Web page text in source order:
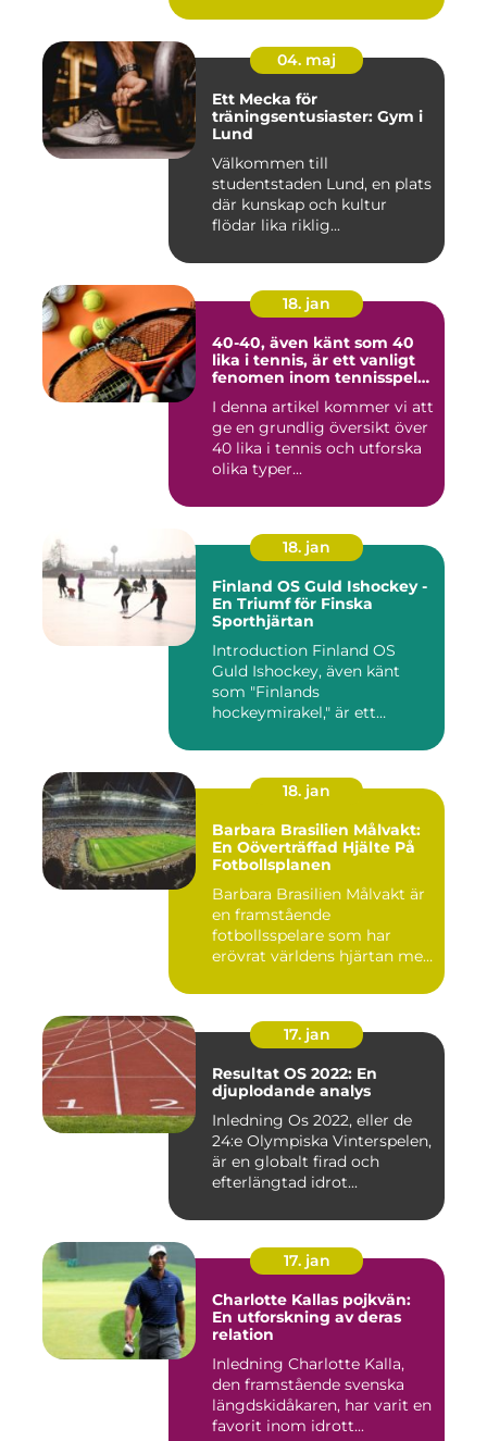
04. maj
Ett Mecka för
träningsentusiaster: Gym i
Lund
Välkommen till
studentstaden Lund, en plats
där kunskap och kultur
flödar lika riklig...
18. jan
40-40, även känt som 40
lika i tennis, är ett vanligt
fenomen inom tennisspelet
spännande och
frustrerande för spelare
och fans
I denna artikel kommer vi att
ge en grundlig översikt över
40 lika i tennis och utforska
olika typer...
18. jan
Finland OS Guld Ishockey -
En Triumf för Finska
Sporthjärtan
Introduction Finland OS
Guld Ishockey, även känt
som "Finlands
hockeymirakel," är ett
18. jan
Barbara Brasilien Målvakt:
En Oöverträffad Hjälte På
Fotbollsplanen
Barbara Brasilien Målvakt är
en framstående
fotbollsspelare som har
erövrat världens hjärtan med
17. jan
Resultat OS 2022: En
djuplodande analys
Inledning Os 2022, eller de
24:e Olympiska Vinterspelen,
är en globalt firad och
efterlängtad idrot...
17. jan
Charlotte Kallas pojkvän:
En utforskning av deras
relation
Inledning Charlotte Kalla,
den framstående svenska
längdskidåkaren, har varit en
favorit inom idrott...